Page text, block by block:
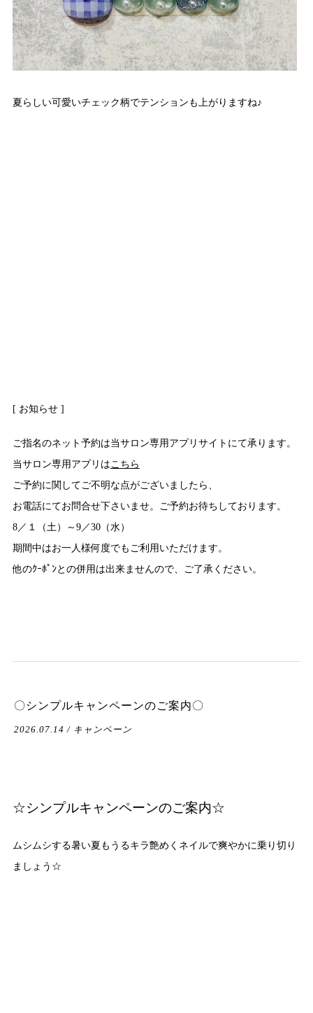
夏らしい可愛いチェック柄でテンションも上がりますね♪
[ お知らせ ]
ご指名のネット予約は当サロン専用アプリサイトにて承ります。
当サロン専用アプリはこちら
ご予約に関してご不明な点がございましたら、
お電話にてお問合せ下さいませ。ご予約お待ちしております。
8／１（土）～9／30（水）
期間中はお一人様何度でもご利用いただけます。
他のｸｰﾎﾟﾝとの併用は出来ませんので、ご了承ください。
〇シンプルキャンペーンのご案内〇
2026.07.14 / キャンペーン
☆シンプルキャンペーンのご案内☆
ムシムシする暑い夏もうるキラ艶めくネイルで爽やかに乗り切り
ましょう☆